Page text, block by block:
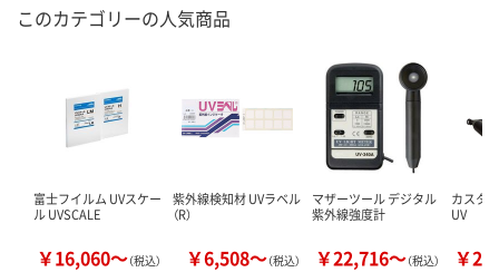
このカテゴリーの人気商品
富士フイルム UVスケー
ル UVSCALE
￥16,060～（税込）
紫外線検知材 UVラベル
（R）
￥6,508～（税込）
マザーツール デジタル
紫外線強度計
￥22,716～（税込）
カスタ
UV
￥